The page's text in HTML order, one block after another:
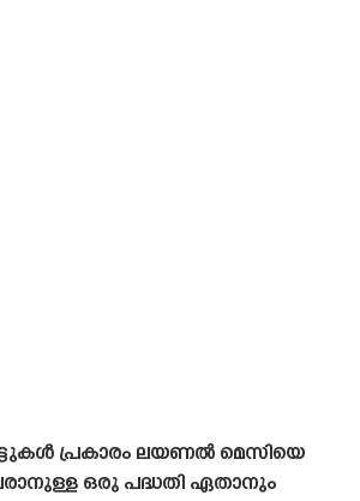
പ്രകാരം ലയണൽ മെസിയെ
ഒരു പദ്ധതി ഏതാനും